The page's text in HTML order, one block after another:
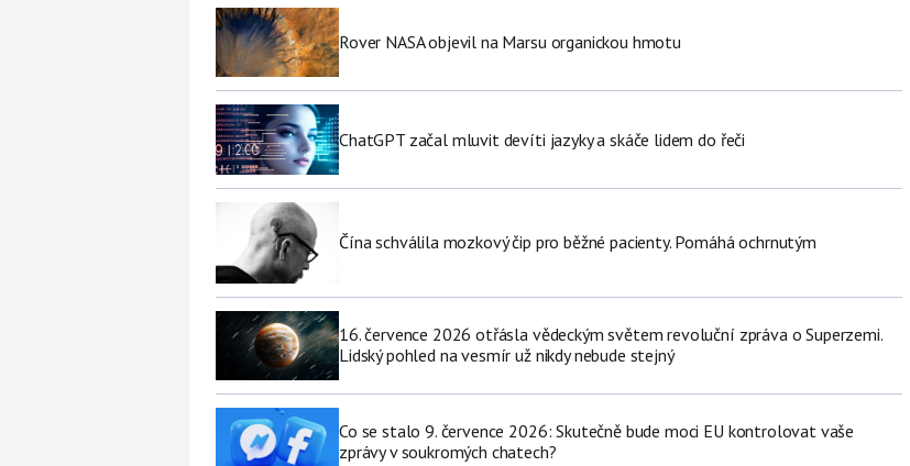
Rover NASA objevil na Marsu organickou hmotu
ChatGPT začal mluvit devíti jazyky a skáče lidem do řeči
Čína schválila mozkový čip pro běžné pacienty. Pomáhá ochrnutým
16. července 2026 otřásla vědeckým světem revoluční zpráva o Superzemi.
Lidský pohled na vesmír už nikdy nebude stejný
Co se stalo 9. července 2026: Skutečně bude moci EU kontrolovat vaše
zprávy v soukromých chatech?